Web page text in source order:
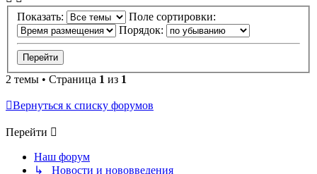
Показать:
Поле сортировки:
Порядок:
2 темы • Страница 1 из 1
Вернуться к списку форумов
Перейти
Наш форум
↳ Новости и нововведения